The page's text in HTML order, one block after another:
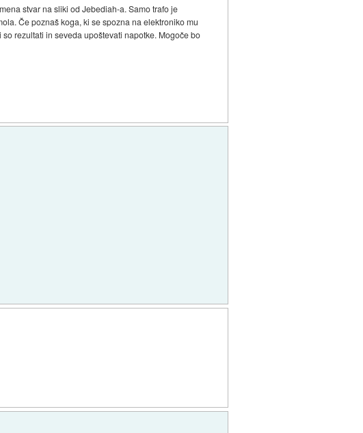
stvar na sliki od Jebediah-a. Samo trafo je
Če poznaš koga, ki se spozna na elektroniko mu
rezultati in seveda upoštevati napotke. Mogoče bo